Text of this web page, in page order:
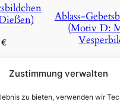
Zustimmung verwalten
zu bieten, verwenden wir
€
Ablass-
(Motiv D: